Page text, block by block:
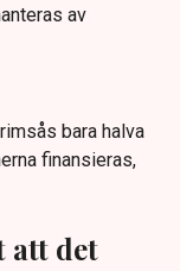
av
bara halva
finansieras,
att det